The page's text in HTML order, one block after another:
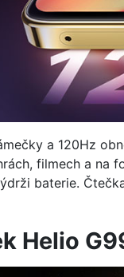
a 120Hz
filmech a na
baterie.
Helio